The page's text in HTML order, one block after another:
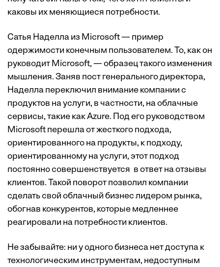
каковы их меняющиеся потребности.
Сатья Наделла из Microsoft — пример
одержимости конечным пользователем. То, как он
руководит Microsoft, — образец такого изменения
мышления. Заняв пост генерального директора,
Наделла переключил внимание компании с
продуктов на услуги, в частности, на облачные
сервисы, такие как Azure. Под его руководством
Microsoft перешла от жесткого подхода,
ориентированного на продукты, к подходу,
ориентированному на услуги, этот подход
постоянно совершенствуется в ответ на отзывы
клиентов. Такой поворот позволил компании
сделать свой облачный бизнес лидером рынка,
обогнав конкурентов, которые медленнее
реагировали на потребности клиентов.
Не забывайте: ни у одного бизнеса нет доступа к
технологическим инструментам, недоступным